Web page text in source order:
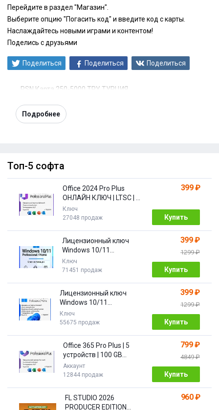
Перейдите в раздел "Магазин".
Выберите опцию "Погасить код" и введите код с карты.
Наслаждайтесь новыми играми и контентом!
Поделись с друзьями
Поделиться Поделиться Поделиться
PSN Карта 250-5000 TRY ТУРЦИЯ
Подробнее
Топ-5 софта
Office 2024 Pro Plus
ОНЛАЙН КЛЮЧ | LTSC | +
ПОДАРОК
Ключ
27048 продаж
399 ₽
Купить
Лицензионный ключ
Windows 10/11
Pro/Home 32/64 bit
Ключ
71451 продаж
399 ₽
1299 ₽
Купить
Лицензионный ключ
Windows 10/11
PRO/HOME | с привязкой
Ключ
55675 продаж
399 ₽
1299 ₽
Купить
Office 365 Pro Plus | 5
устройств | 100 GB
Облако| 1 год
Аккаунт
12844 продаж
799 ₽
4849 ₽
Купить
FL STUDIO 2026
PRODUCER EDITION
960 ₽